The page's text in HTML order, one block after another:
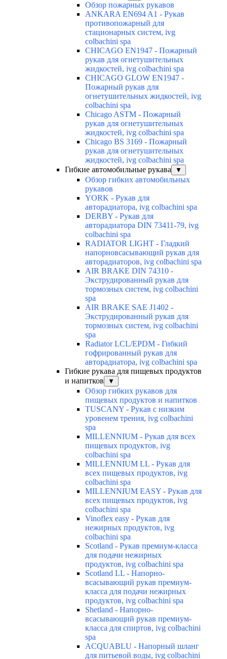
Обзор пожарных рукавов
ANKARA EN694 A1 - Рукав
противопожарный для
стационарных систем, ivg
colbachini spa
CHICAGO EN1947 - Пожарный
рукав для огнетушительных
жидкостей, ivg colbachini spa
CHICAGO GLOW EN1947 -
Пожарный рукав для
огнетушительных жидкостей, ivg
colbachini spa
Chicago ASTM - Пожарный
рукав для огнетушительных
жидкостей, ivg colbachini spa
Chicago BS 3169 - Пожарный
рукав для огнетушительных
жидкостей, ivg colbachini spa
Гибкие автомобильные рукава
▼
Обзор гибких автомобильных
рукавов
YORK - Рукав для
авторадиатора, ivg colbachini spa
DERBY - Рукав для
авторадиатора DIN 73411-79, ivg
colbachini spa
RADIATOR LIGHT - Гладкий
напорновсасывающий рукав для
авторадиаторов, ivg colbachini spa
AIR BRAKE DIN 74310 -
Экструдированный рукав для
тормозных систем, ivg colbachini
spa
AIR BRAKE SAE J1402 -
Экструдированный рукав для
тормозных систем, ivg colbachini
spa
Radiator LCL/EPDM - Гибкий
гофрированный рукав для
авторадиатора, ivg colbachini spa
Гибкие рукава для пищевых продуктов
и напитков
▼
Обзор гибких рукавов для
пищевых продуктов и напитков
TUSCANY - Рукав с низким
уровенем трения, ivg colbachini
spa
MILLENNIUM - Рукав для всех
пищевых продуктов, ivg
colbachini spa
MILLENNIUM LL - Рукав для
всех пищевых продуктов, ivg
colbachini spa
MILLENNIUM EASY - Рукав для
всех пищевых продуктов, ivg
colbachini spa
Vinoflex easy - Рукав для
нежирных продуктов, ivg
colbachini spa
Scotland - Рукав премиум-класса
для подачи нежирных
продуктов, ivg colbachini spa
Scotland LL - Напорно-
всасывающий рукав премиум-
класса для подачи нежирных
продуктов, ivg colbachini spa
Shetland - Напорно-
всасывающий рукав премиум-
класса для спиртов, ivg colbachini
spa
ACQUABLU - Напорный шланг
для питьевой воды, ivg colbachini